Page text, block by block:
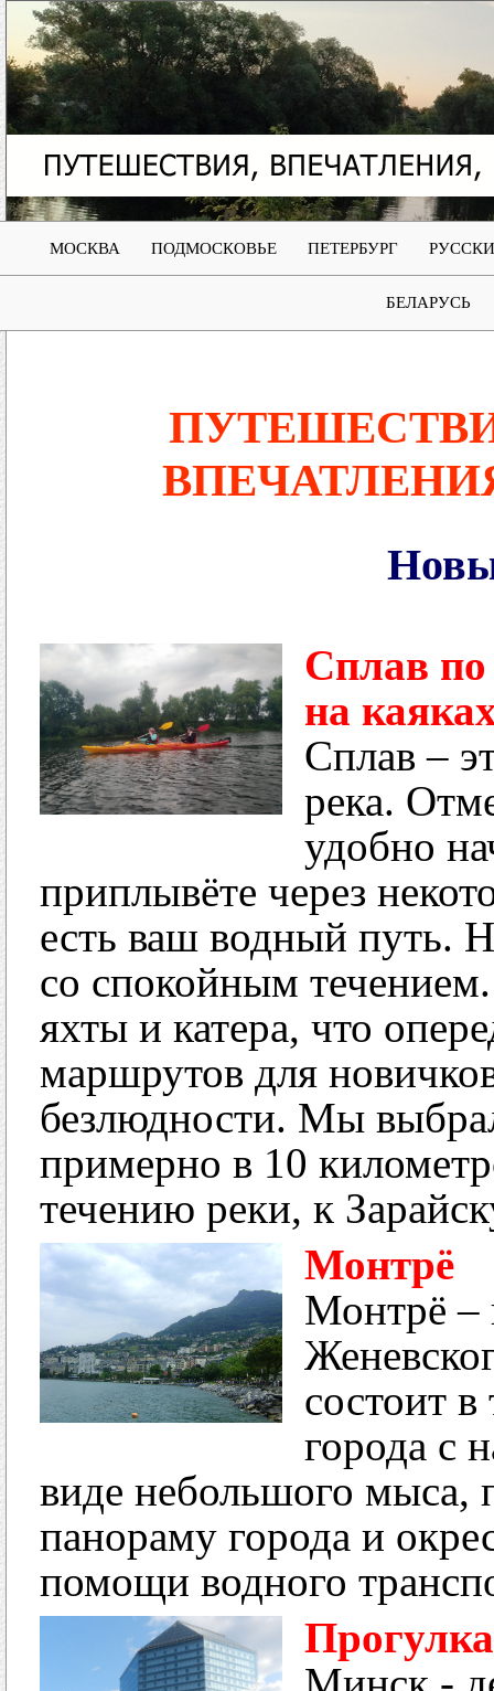
МОСКВА ПОДМОСКОВЬЕ ПЕТЕРБУРГ
БЕЛАРУСЬ
Сплав
на
Сплав –
река.
удобно
приплывёте через
есть ваш водный путь.
со спокойным
яхты и катера, что
маршрутов для
безлюдности. Мы
примерно в 10
течению реки, к
Монтрё
Монтрё –
состоит в
города с
виде небольшого мыса,
панораму города и
помощи водного